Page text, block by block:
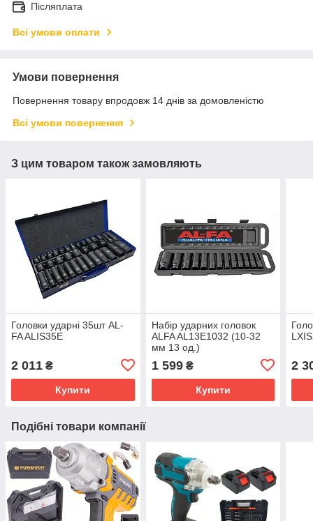
Післяплата
Всі умови оплати
Умови повернення
Повернення товару впродовж 14 днів за домовленістю
Всі умови повернення
З цим товаром також замовляють
Головки ударні 35шт AL-
FA ALIS35E
2 011 ₴
Купити
Набір ударних головок
ALFA AL13E1032 (10-32
мм 13 од.)
1 599₴
Купити
2
Подібні товари компанії